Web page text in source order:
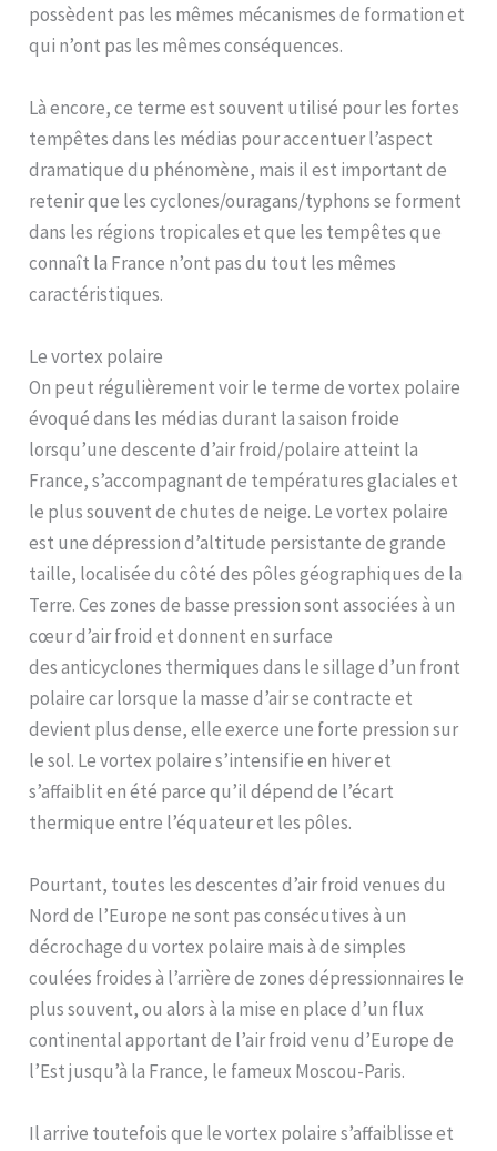
possèdent pas les mêmes mécanismes de formation et
qui n’ont pas les mêmes conséquences.
Là encore, ce terme est souvent utilisé pour les fortes
tempêtes dans les médias pour accentuer l’aspect
dramatique du phénomène, mais il est important de
retenir que les cyclones/ouragans/typhons se forment
dans les régions tropicales et que les tempêtes que
connaît la France n’ont pas du tout les mêmes
caractéristiques.
Le vortex polaire
On peut régulièrement voir le terme de vortex polaire
évoqué dans les médias durant la saison froide
lorsqu’une descente d’air froid/polaire atteint la
France, s’accompagnant de températures glaciales et
le plus souvent de chutes de neige. Le vortex polaire
est une dépression d’altitude persistante de grande
taille, localisée du côté des pôles géographiques de la
Terre. Ces zones de basse pression sont associées à un
cœur d’air froid et donnent en surface
des anticyclones thermiques dans le sillage d’un front
polaire car lorsque la masse d’air se contracte et
devient plus dense, elle exerce une forte pression sur
le sol. Le vortex polaire s’intensifie en hiver et
s’affaiblit en été parce qu’il dépend de l’écart
thermique entre l’équateur et les pôles.
Pourtant, toutes les descentes d’air froid venues du
Nord de l’Europe ne sont pas consécutives à un
décrochage du vortex polaire mais à de simples
coulées froides à l’arrière de zones dépressionnaires le
plus souvent, ou alors à la mise en place d’un flux
continental apportant de l’air froid venu d’Europe de
l’Est jusqu’à la France, le fameux Moscou-Paris.
Il arrive toutefois que le vortex polaire s’affaiblisse et